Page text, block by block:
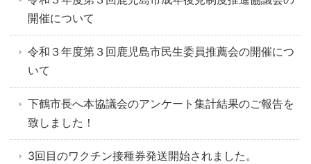
開催について
令和３年度第３回鹿児島市民生委員推薦会の開催につ
いて
下鶴市長へ本協議会のアンケート集計結果のご報告を
致しました！
3回目のワクチン接種券発送開始されました。